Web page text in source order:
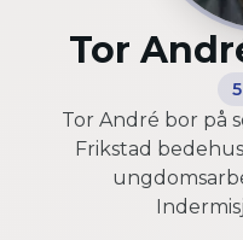
Tor
5
Tor André bor på
Frikstad